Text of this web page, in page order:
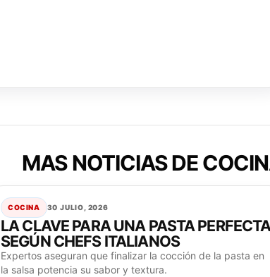
MAS NOTICIAS DE
COCINA 30 JULIO, 2026
LA CLAVE PARA UNA PASTA
SEGÚN CHEFS ITALIANOS
Expertos aseguran que finalizar la cocción de la pasta en
la salsa potencia su sabor y textura.